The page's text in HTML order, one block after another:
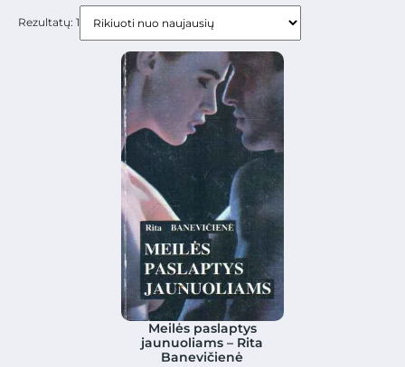
Rezultatų: 1
Meilės paslaptys
jaunuoliams – Rita
Banevičienė